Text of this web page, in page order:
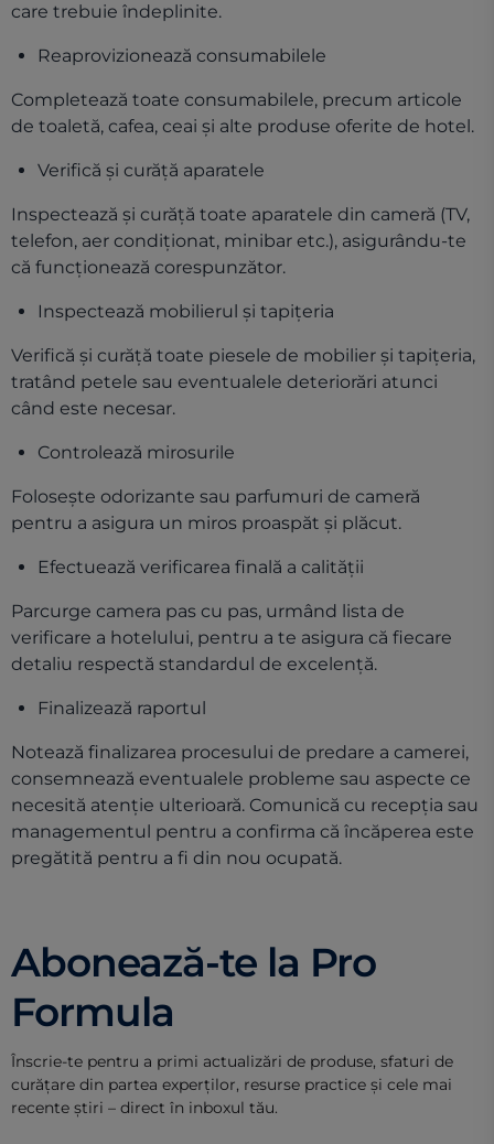
care trebuie îndeplinite.
Reaprovizionează consumabilele
Completează toate consumabilele, precum articole
de toaletă, cafea, ceai și alte produse oferite de hotel.
Verifică și curăță aparatele
Inspectează și curăță toate aparatele din cameră (TV,
telefon, aer condiționat, minibar etc.), asigurându-te
că funcționează corespunzător.
Inspectează mobilierul și tapițeria
Verifică și curăță toate piesele de mobilier și tapițeria,
tratând petele sau eventualele deteriorări atunci
când este necesar.
Controlează mirosurile
Folosește odorizante sau parfumuri de cameră
pentru a asigura un miros proaspăt și plăcut.
Efectuează verificarea finală a calității
Parcurge camera pas cu pas, urmând lista de
verificare a hotelului, pentru a te asigura că fiecare
detaliu respectă standardul de excelență.
Finalizează raportul
Notează finalizarea procesului de predare a camerei,
consemnează eventualele probleme sau aspecte ce
necesită atenție ulterioară. Comunică cu recepția sau
managementul pentru a confirma că încăperea este
pregătită pentru a fi din nou ocupată.
Abonează-te la Pro
Formula
Înscrie-te pentru a primi actualizări de produse, sfaturi de
curățare din partea experților, resurse practice și cele mai
recente știri – direct în inboxul tău.